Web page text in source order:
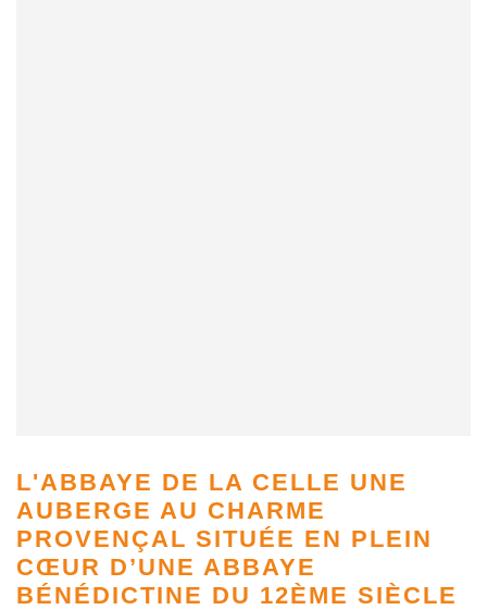
L'ABBAYE DE LA CELLE UNE
AUBERGE AU CHARME
PROVENÇAL SITUÉE EN PLEIN
CŒUR D’UNE ABBAYE
BÉNÉDICTINE DU 12ÈME SIÈCLE